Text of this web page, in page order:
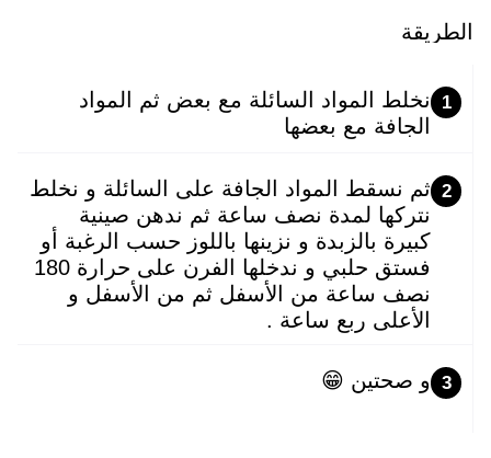
الطريقة
1
نخلط المواد السائلة مع بعض ثم المواد
الجافة مع بعضها
2 ثم نسقط المواد الجافة على السائلة و نخلط
نتركها لمدة نصف ساعة ثم ندهن صينية
كبيرة بالزبدة و نزينها باللوز حسب الرغبة أو
فستق حلبي و ندخلها الفرن على حرارة 180
نصف ساعة من الأسفل ثم من الأسفل و
الأعلى ربع ساعة .
3 و صحتين 😁